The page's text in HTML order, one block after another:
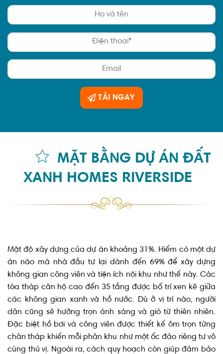
TẢI NGAY
MẶT BẰNG DỰ ÁN ĐẤT
XANH HOMES RIVERSIDE
Mật độ xây dựng của dự án khoảng 31%. Hiếm có một dự
án nào mà nhà đầu tư lại dành đến 69% để xây dựng
không gian công viên và tiện ích nội khu như thế này. Các
tòa tháp căn hộ cao đến 35 tầng được bố trí xen kẽ giữa
các không gian xanh và hồ nước. Dù ở vị trí nào, người
dân cũng sẽ hưởng trọn ánh sáng và gió từ thiên nhiên.
Đặc biệt hồ bơi và công viên được thiết kế ôm trọn từng
chân tháp khiến mỗi phân khu như một ốc đảo riêng tư vô
cùng thú vị. Ngoài ra, cách quy hoạch còn giúp đảm bảo